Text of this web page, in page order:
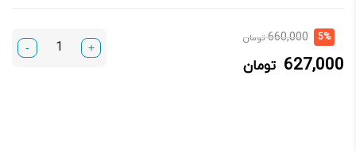
5%
660,000 تومانقیمت
627,000 تومان
قیمت
627,000 تومان.
+
-